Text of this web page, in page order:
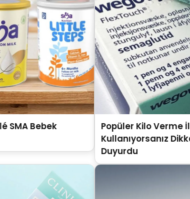
SMA Bebek
Popüler Kilo Verme
Kullanıyorsanız
Duyurdu